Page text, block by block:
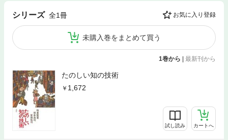
シリーズ 全1冊 お気に入り登録
未購入巻をまとめて買う
1巻から 最新刊から
たのしい知の技術
1,672
試し読み カートへ